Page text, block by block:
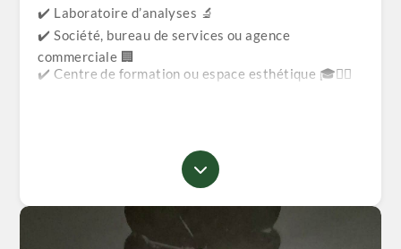
✔️ Laboratoire d’analyses 🔬
✔️ Société, bureau de services ou agence
commerciale 🏢
✔️ Centre de formation ou espace esthétique 🎓💆‍♀️
🔒 Caution : Un mois de loyer
• Une seule visite est accordée par client
• Frais d’agence : Un mois de loyer
📞 Contactez-nous pour plus d’informations ou pour
planifier une visite